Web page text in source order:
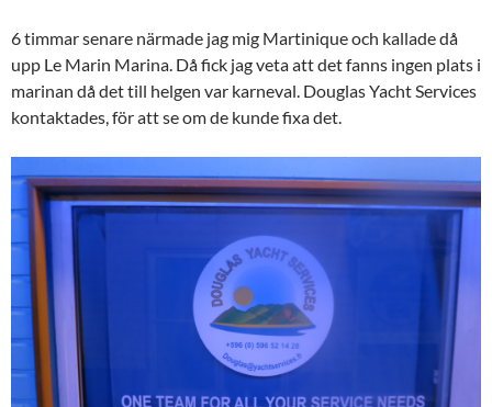
6 timmar senare närmade jag mig Martinique och kallade då
upp Le Marin Marina. Då fick jag veta att det fanns ingen plats i
marinan då det till helgen var karneval. Douglas Yacht Services
kontaktades, för att se om de kunde fixa det.